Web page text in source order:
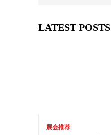
LATEST POSTS
展会推荐